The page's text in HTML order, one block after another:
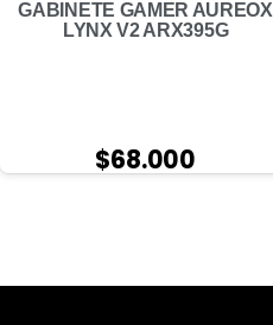
GABINETE GAMER AUREOX
LYNX V2 ARX395G
$68.000